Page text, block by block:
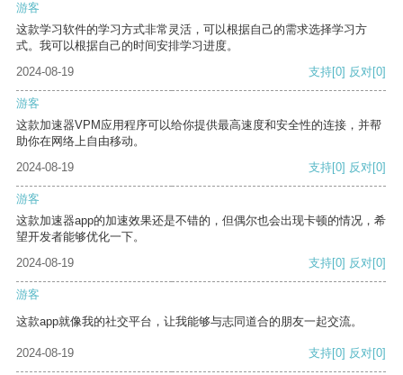
游客
这款学习软件的学习方式非常灵活，可以根据自己的需求选择学习方
式。我可以根据自己的时间安排学习进度。
2024-08-19
支持[0] 反对[0]
游客
这款加速器VPM应用程序可以给你提供最高速度和安全性的连接，并帮
助你在网络上自由移动。
2024-08-19
支持[0] 反对[0]
游客
这款加速器app的加速效果还是不错的，但偶尔也会出现卡顿的情况，希
望开发者能够优化一下。
2024-08-19
支持[0] 反对[0]
游客
这款app就像我的社交平台，让我能够与志同道合的朋友一起交流。
2024-08-19 支持[0] 反对[0]